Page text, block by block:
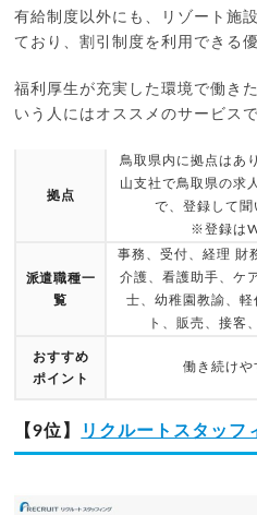
有給制度以外にも、リゾート施
ており、割引制度を利用できる
福利厚生が充実した環境で働き
いう人にはオススメのサービスで
拠点
鳥取県内に拠点はあ
山支社で鳥取県の求
で、登録して聞
※登録は
派遣職種一
覧
事務、受付、経理 財
介護、看護助手、ケ
士、幼稚園教諭、
ト、販売、接客
おすすめ
ポイント
働き続けや
【9位】 リクルートスタッフ